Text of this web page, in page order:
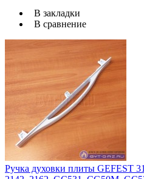
В закладки
В сравнение
Ручка духовки плиты GEFEST